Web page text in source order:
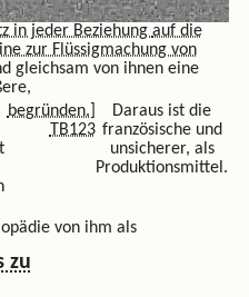
in jeder Beziehungauf die
zur Flüssigmachung von
gleichsam von ihnen eine
begründen.]
TB123
Daraus ist die
französische und
unsicherer, als
Produktionsmittel.
von ihm als
zu